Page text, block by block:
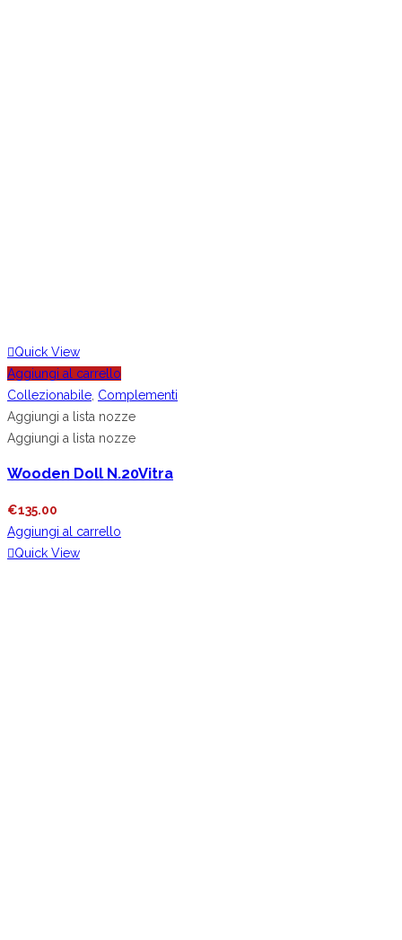
Quick View
Aggiungi al carrello
Collezionabile Complementi
Aggiungi a lista nozze
Aggiungi a lista nozze
Wooden Doll N.20Vitra
€135.00
Aggiungi al carrello
Quick View